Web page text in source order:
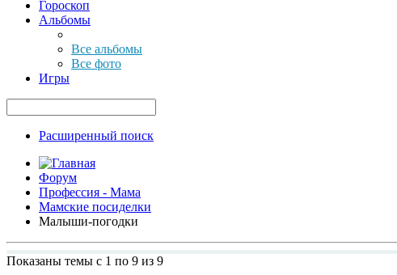
Гороскоп
Альбомы
Все альбомы
Все фото
Игры
Расширенный поиск
Форум
Профессия - Мама
Мамские посиделки
Малыши-погодки
Показаны темы с 1 по 9 из 9